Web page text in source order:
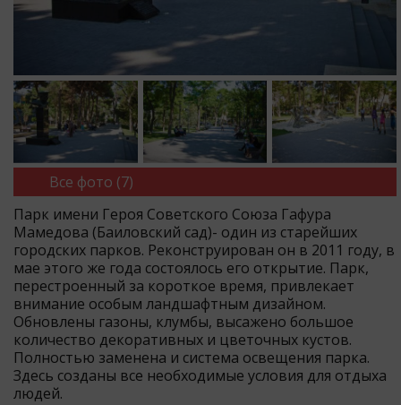
Все фото (7)
Парк имени Героя Советского Союза Гафура
Мамедова (Баиловский сад)- один из старейших
городских парков. Реконструирован он в 2011 году, в
мае этого же года состоялось его открытие. Парк,
перестроенный за короткое время, привлекает
внимание особым ландшафтным дизайном.
Обновлены газоны, клумбы, высажено большое
количество декоративных и цветочных кустов.
Полностью заменена и система освещения парка.
Здесь созданы все необходимые условия для отдыха
людей.